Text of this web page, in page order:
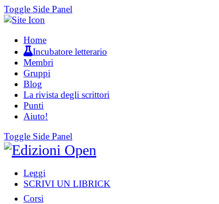
Toggle Side Panel
Home
Incubatore letterario
Membri
Gruppi
Blog
La rivista degli scrittori
Punti
Aiuto!
Toggle Side Panel
Leggi
SCRIVI UN LIBRICK
Corsi